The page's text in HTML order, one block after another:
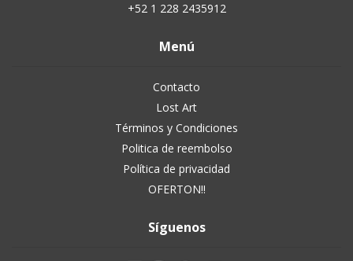
+52 1 228 2435912
Menú
Contacto
Lost Art
Términos y Condiciones
Politica de reembolso
Política de privacidad
OFERTON!!
Síguenos